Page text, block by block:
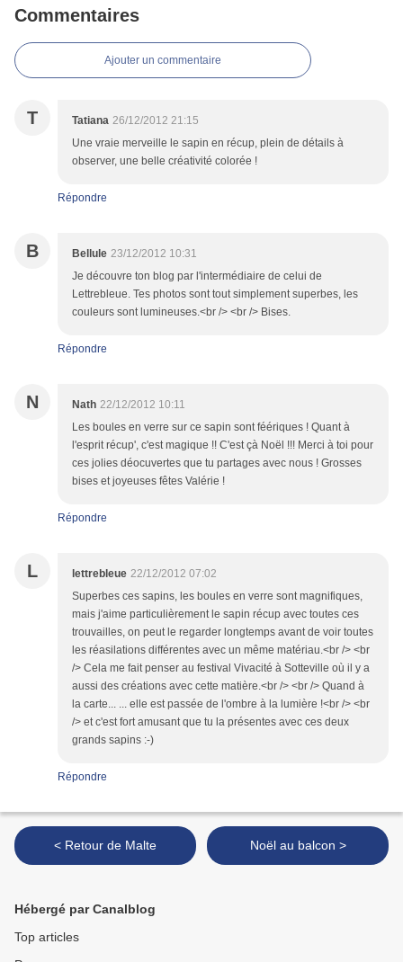
Commentaires
Ajouter un commentaire
T Tatiana 26/12/2012 21:15
Une vraie merveille le sapin en récup, plein de détails à
observer, une belle créativité colorée !
Répondre
B Bellule 23/12/2012 10:31
Je découvre ton blog par l'intermédiaire de celui de
Lettrebleue. Tes photos sont tout simplement superbes, les
couleurs sont lumineuses.<br /> <br /> Bises.
Répondre
N Nath 22/12/2012 10:11
Les boules en verre sur ce sapin sont féériques ! Quant à
l'esprit récup', c'est magique !! C'est çà Noël !!! Merci à toi pour
ces jolies déocuvertes que tu partages avec nous ! Grosses
bises et joyeuses fêtes Valérie !
Répondre
L lettrebleue 22/12/2012 07:02
Superbes ces sapins, les boules en verre sont magnifiques,
mais j'aime particulièrement le sapin récup avec toutes ces
trouvailles, on peut le regarder longtemps avant de voir toutes
les réasilations différentes avec un même matériau.<br /> <br
/> Cela me fait penser au festival Vivacité à Sotteville où il y a
aussi des créations avec cette matière.<br /> <br /> Quand à
la carte... ... elle est passée de l'ombre à la lumière !<br /> <br
/> et c'est fort amusant que tu la présentes avec ces deux
grands sapins :-)
Répondre
< Retour de Malte Noël au balcon >
Hébergé par Canalblog
Top articles